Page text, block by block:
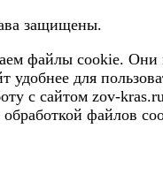
защищены.
файлы cookie. Они
удобнее для
с сайтом zov-
обработкой файлов